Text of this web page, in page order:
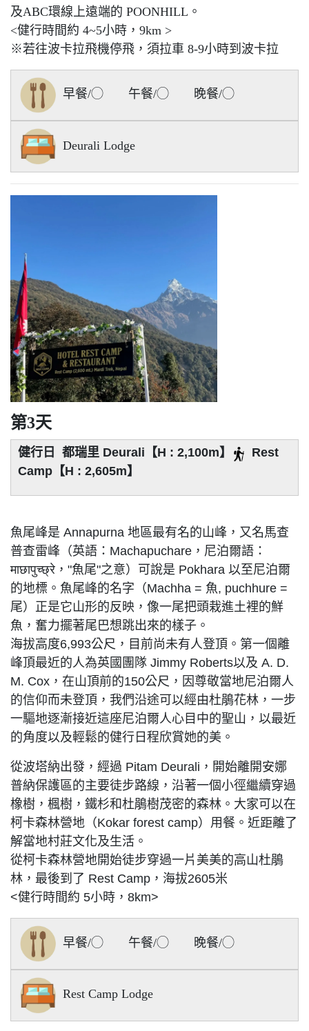
及ABC環線上遠端的 POONHILL。
<健行時間約 4~5小時，9km >
※若往波卡拉飛機停飛，須拉車 8-9小時到波卡拉
早餐/◯ 午餐/◯ 晚餐/◯
Deurali Lodge
第3天
健行日 都瑞里 Deurali【H : 2,100m】
Rest
Camp【H : 2,605m】
魚尾峰是 Annapurna 地區最有名的山峰，又名馬查
普查雷峰（英語：Machapuchare，尼泊爾語：
माछापुच्छ्रे，"魚尾"之意）可說是 Pokhara 以至尼泊爾
的地標。魚尾峰的名字（Machha = 魚, puchhure =
尾）正是它山形的反映，像一尾把頭栽進土裡的鮮
魚，奮力擺著尾巴想跳出來的樣子。
海拔高度6,993公尺，目前尚未有人登頂。第一個離
峰頂最近的人為英國團隊 Jimmy Roberts以及 A. D.
M. Cox，在山頂前的150公尺，因尊敬當地尼泊爾人
的信仰而未登頂，我們沿途可以經由杜鵑花林，一步
一驅地逐漸接近這座尼泊爾人心目中的聖山，以最近
的角度以及輕鬆的健行日程欣賞她的美。
從波塔納出發，經過 Pitam Deurali，開始離開安娜
普納保護區的主要徒步路線，沿著一個小徑繼續穿過
橡樹，楓樹，鐵杉和杜鵑樹茂密的森林。大家可以在
柯卡森林營地（Kokar forest camp）用餐。近距離了
解當地村莊文化及生活。
從柯卡森林營地開始徒步穿過一片美美的高山杜鵑
林，最後到了 Rest Camp，海拔2605米
<健行時間約 5小時，8km>
早餐/◯ 午餐/◯ 晚餐/◯
Rest Camp Lodge